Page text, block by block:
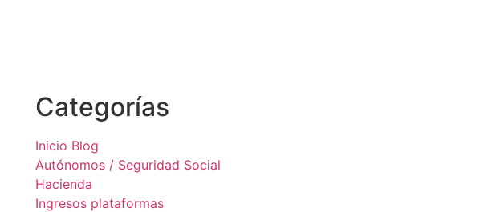
Categorías
Inicio Blog
Autónomos / Seguridad Social
Hacienda
Ingresos plataformas